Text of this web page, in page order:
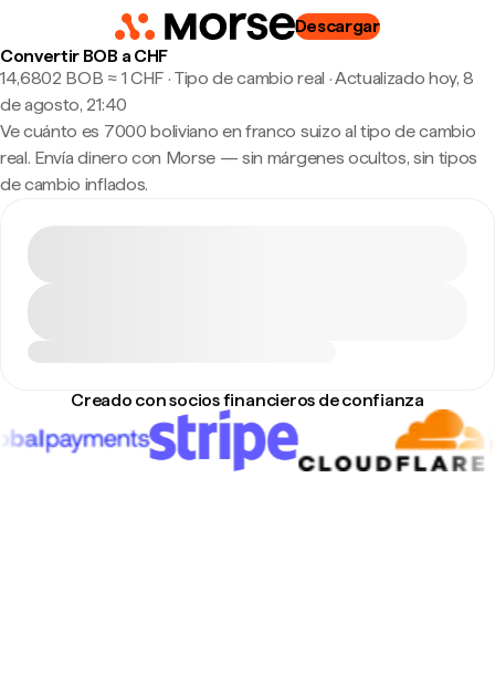
Descargar
Convertir BOB a CHF
14,6802 BOB ≈ 1 CHF · Tipo de cambio real ·Actualizado hoy, 8
de agosto, 21:40
Ve cuánto es 7000 boliviano en franco suizo al tipo de cambio
real. Envía dinero con Morse — sin márgenes ocultos, sin tipos
de cambio inflados.
Creado con socios financieros de confianza